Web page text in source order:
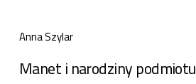
Anna Szylar
Manet i narodziny podmiotu